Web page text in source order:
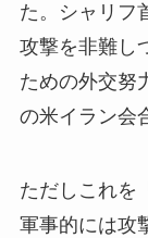
た。シャリフ
攻撃を非難し
ための外交努
の米イラン会
ただしこれを
軍事的には攻